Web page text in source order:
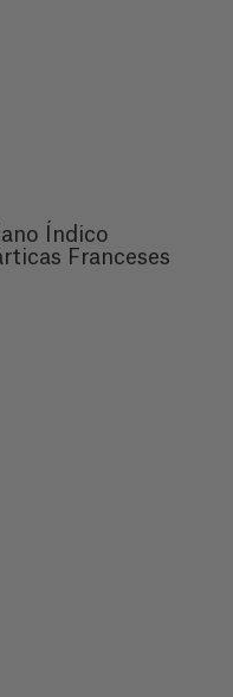
Índico
Franceses